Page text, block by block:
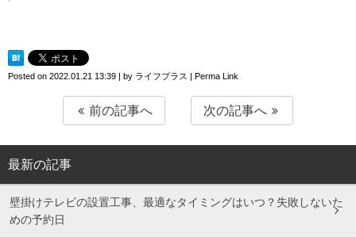
Posted on 2022.01.21 13:39 by ライフプラス Perma Link
前の記事へ 次の記事へ
最新の記事
壁掛けテレビの設置工事、最適なタイミングはいつ？失敗しないた
めの予約日